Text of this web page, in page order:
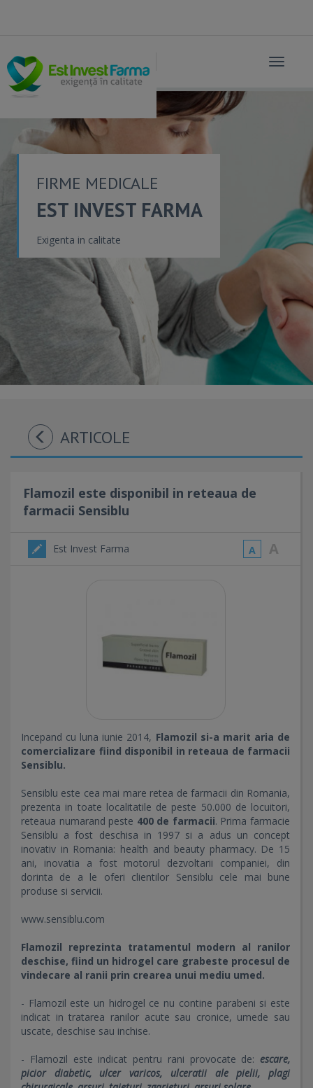
Toggle
FIRME MEDICALE
EST INVEST FARMA
Exigenta in calitate
ARTICOLE
Flamozil este disponibil in reteaua de
farmacii Sensiblu
Est Invest Farma A
A
Incepand cu luna iunie 2014, Flamozil si-a marit aria de
comercializare fiind disponibil in reteaua de farmacii
Sensiblu.
Sensiblu este cea mai mare retea de farmacii din Romania,
prezenta in toate localitatile de peste 50.000 de locuitori,
reteaua numarand peste 400 de farmacii. Prima farmacie
Sensiblu a fost deschisa in 1997 si a adus un concept
inovativ in Romania: health and beauty pharmacy. De 15
ani, inovatia a fost motorul dezvoltarii companiei, din
dorinta de a le oferi clientilor Sensiblu cele mai bune
produse si servicii.
www.sensiblu.com
Flamozil reprezinta tratamentul modern al ranilor
deschise, fiind un hidrogel care grabeste procesul de
vindecare al ranii prin crearea unui mediu umed.
- Flamozil este un hidrogel ce nu contine parabeni si este
indicat in tratarea ranilor acute sau cronice, umede sau
uscate, deschise sau inchise.
- Flamozil este indicat pentru rani provocate de: escare,
picior diabetic, ulcer varicos, ulceratii ale pielii, plagi